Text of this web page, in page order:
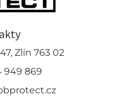
Zlín 763 02
949 869